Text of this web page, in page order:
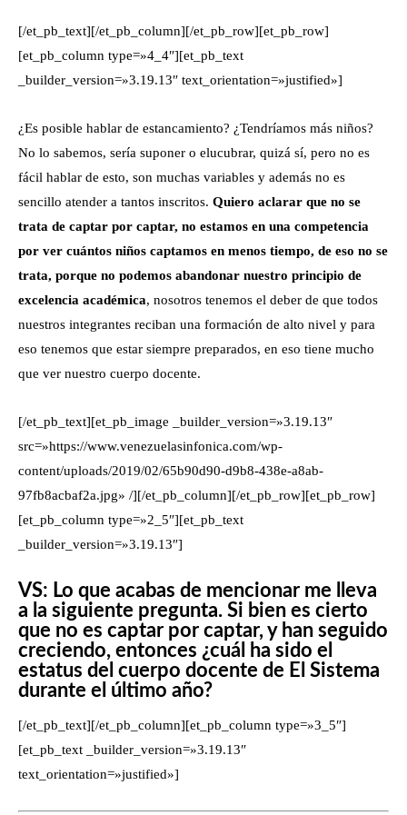
[/et_pb_text][/et_pb_column][/et_pb_row][et_pb_row]
[et_pb_column type=»4_4″][et_pb_text
_builder_version=»3.19.13″ text_orientation=»justified»]
¿Es posible hablar de estancamiento? ¿Tendríamos más niños?
No lo sabemos, sería suponer o elucubrar, quizá sí, pero no es
fácil hablar de esto, son muchas variables y además no es
sencillo atender a tantos inscritos. Quiero aclarar que no se
trata de captar por captar, no estamos en una competencia
por ver cuántos niños captamos en menos tiempo, de eso no se
trata, porque no podemos abandonar nuestro principio de
excelencia académica, nosotros tenemos el deber de que todos
nuestros integrantes reciban una formación de alto nivel y para
eso tenemos que estar siempre preparados, en eso tiene mucho
que ver nuestro cuerpo docente.
[/et_pb_text][et_pb_image _builder_version=»3.19.13″
src=»https://www.venezuelasinfonica.com/wp-
content/uploads/2019/02/65b90d90-d9b8-438e-a8ab-
97fb8acbaf2a.jpg» /][/et_pb_column][/et_pb_row][et_pb_row]
[et_pb_column type=»2_5″][et_pb_text
_builder_version=»3.19.13″]
VS: Lo que acabas de mencionar me lleva
a la siguiente pregunta. Si bien es cierto
que no es captar por captar, y han seguido
creciendo, entonces ¿cuál ha sido el
estatus del cuerpo docente de El Sistema
durante el último año?
[/et_pb_text][/et_pb_column][et_pb_column type=»3_5″]
[et_pb_text _builder_version=»3.19.13″
text_orientation=»justified»]